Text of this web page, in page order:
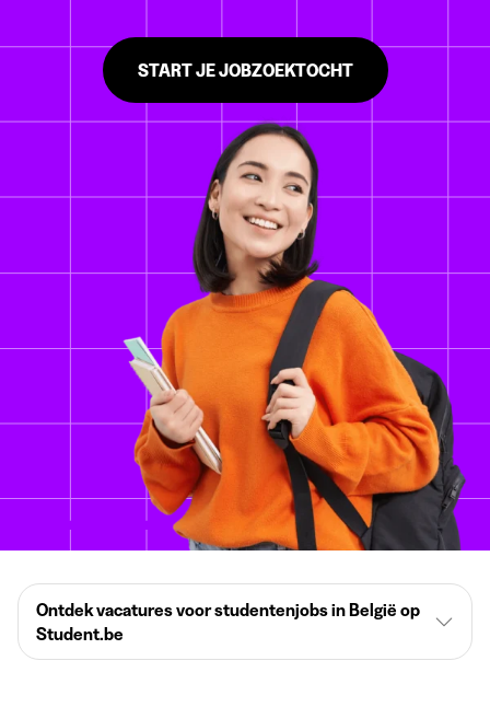
START JE JOBZOEKTOCHT
Ontdek vacatures voor studentenjobs in België op
Student.be